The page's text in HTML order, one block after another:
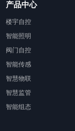
产品中心
楼宇自控
智能照明
阀门自控
智能传感
智慧物联
智慧监管
智能组态